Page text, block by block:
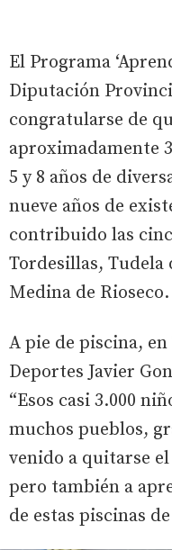
El Programa
Diputación
congratularse de
aproximadamente
5 y 8 años de
nueve años de
contribuido las
Tordesillas, Tudela
Medina de Rioseco.
A pie de piscina,
Deportes Javier
“Esos casi 3.000
muchos pueblos,
venido a quitarse
pero también a
de estas piscinas